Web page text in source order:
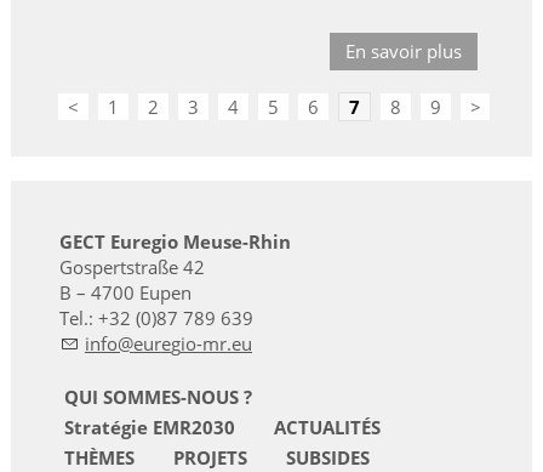
En savoir plus
< 1 2 3 4 5 6 7 8 9 >
GECT Euregio Meuse-Rhin
Gospertstraße 42
B – 4700 Eupen
Tel.: +32 (0)87 789 639
nf
r g -mr
QUI SOMMES-NOUS ?
Stratégie EMR2030
ACTUALITÉS
THÈMES
PROJETS
SUBSIDES